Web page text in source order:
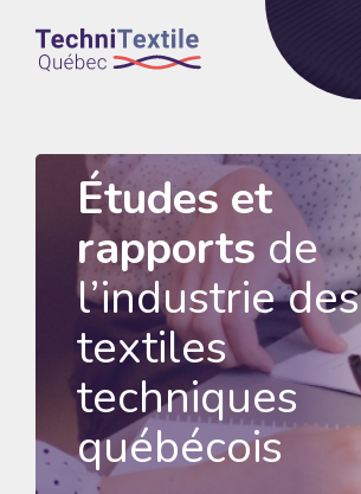
Études et
rapports de
l’industrie des
textiles
techniques
québécois